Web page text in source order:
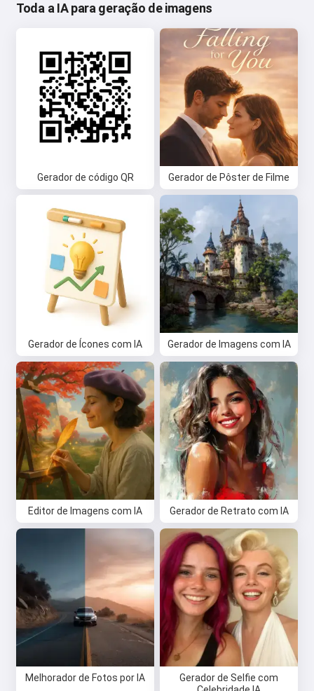
Toda a IA para geração de imagens
Gerador de código QR Gerador de Pôster de Filme
Gerador de Ícones com IA Gerador de Imagens com IA
Editor de Imagens com IA Gerador de Retrato com IA
Melhorador de Fotos por IA
Gerador de Selfie com